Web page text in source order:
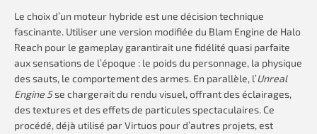
Le choix d’un moteur hybride est une décision technique
fascinante. Utiliser une version modifiée du Blam Engine de Halo
Reach pour le gameplay garantirait une fidélité quasi parfaite
aux sensations de l’époque : le poids du personnage, la physique
des sauts, le comportement des armes. En parallèle, l’Unreal
Engine 5se chargerait du rendu visuel, offrant des éclairages,
des textures et des effets de particules spectaculaires. Ce
procédé, déjà utilisé par Virtuos pour d’autres projets, est